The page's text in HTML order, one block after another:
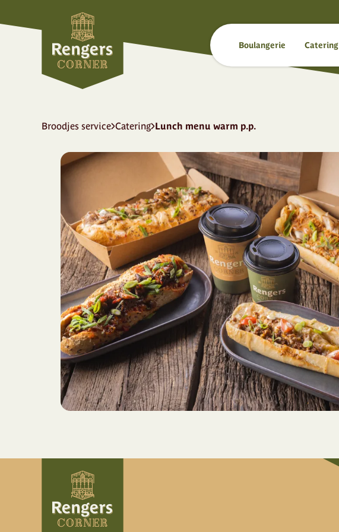
Boulangerie Catering
Broodjes service Catering Lunch menu warm p.p.